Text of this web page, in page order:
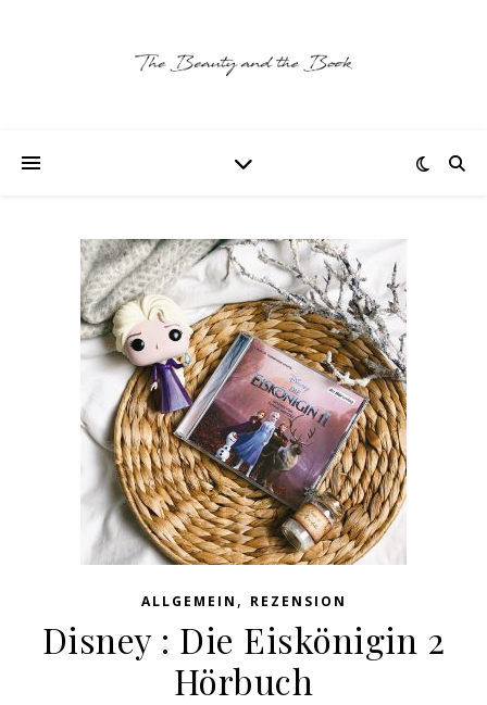
ALLGEMEIN , REZENSION
Disney : Die Eiskönigin 2
Hörbuch